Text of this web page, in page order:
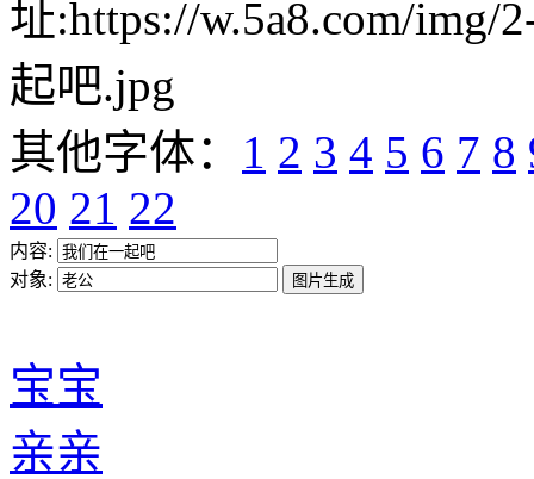
址:https://w.5a8.com/img/
起吧.jpg
其他字体： 1 2 3 4 5 6 7 8
20 21 22
内容:
对象:
宝宝
亲亲